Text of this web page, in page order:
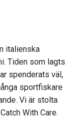
italienska
Tiden som lagts
spenderats väl,
sportfiskare
Vi är stolta
With Care.